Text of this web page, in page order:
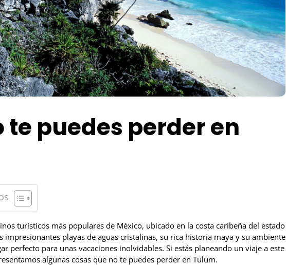
te puedes perder en
turísticos más populares de México, ubicado en la costa caribeña del estado
impresionantes playas de aguas cristalinas, su rica historia maya y su ambiente
perfecto para unas vacaciones inolvidables. Si estás planeando un viaje a este
algunas cosas que no te puedes perder en Tulum.